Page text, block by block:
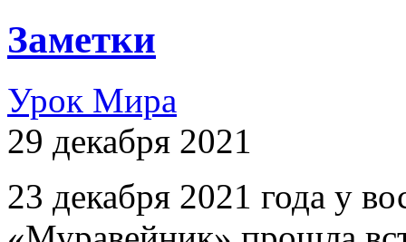
Заметки
Урок Мира
29 декабря 2021
23 декабря 2021 года у